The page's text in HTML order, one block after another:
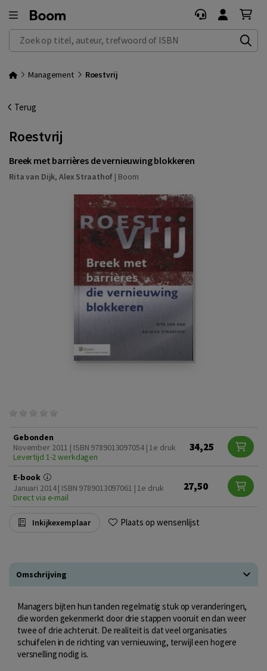
Zoek op titel, auteur, trefwoord of ISBN
Management Roestvrij
Terug
Roestvrij
Breek met barrières de vernieuwing blokkeren
Rita van Dijk,Alex Straathof | Boom
Gebonden
November 2011 | ISBN 9789013097054 | 1e druk
Levertijd 1-2 werkdagen
34,25
E-book
Januari 2014 | ISBN 9789013097061 | 1e druk
Direct via e-mail
27,50
Inkijkexemplaar Plaats op wensenlijst
Omschrijving
Managers bijten hun tanden regelmatig stuk op veranderingen,
die worden gekenmerkt door drie stappen vooruit en dan weer
twee of drie achteruit. De realiteit is dat veel organisaties
schuifelen in de richting van vernieuwing, terwijl een hogere
versnelling nodig is.